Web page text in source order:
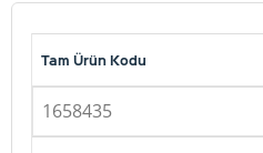
Tam Ürün Kodu
1658435